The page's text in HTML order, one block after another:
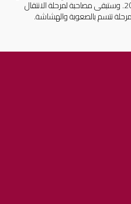
تتسم بالصعوبة والهشاشة.